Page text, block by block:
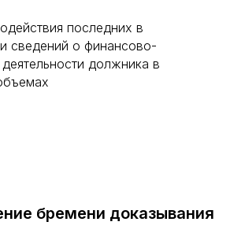
последних в
сведений о финансово-
должника в
бремени доказывания